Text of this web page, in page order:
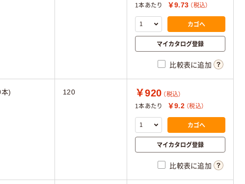
1本あたり
￥9.73 （税込）
カゴへ
マイカタログ登録
比較表に追加
) 120 ￥920 （税込）
1本あたり
￥9.2 （税込）
カゴへ
マイカタログ登録
比較表に追加